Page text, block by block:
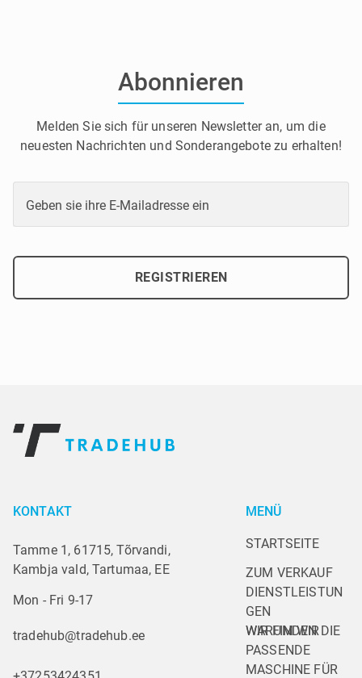
Abonnieren
Melden Sie sich für unseren Newsletter an, um die
neuesten Nachrichten und Sonderangebote zu erhalten!
Geben sie ihre E-Mailadresse ein
REGISTRIEREN
KONTAKT
Tamme 1, 61715, Tõrvandi,
Kambja vald, Tartumaa, EE
Mon - Fri 9-17
tradehub@tradehub.ee
MENÜ
STARTSEITE
ZUM VERKAUF
DIENSTLEISTUN
GEN
WARUM WIR
WIR FINDEN DIE
PASSENDE
MASCHINE FÜR